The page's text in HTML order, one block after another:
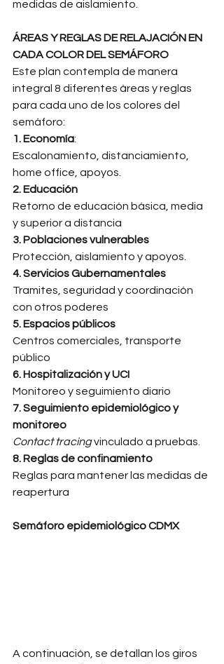
medidas de aislamiento.
ÁREAS Y REGLAS DE RELAJACIÓN EN
CADA COLOR DEL SEMÁFORO
Este plan contempla de manera
integral 8 diferentes áreas y reglas
para cada uno de los colores del
semáforo:
1. Economía:
Escalonamiento, distanciamiento,
home office, apoyos.
2. Educación
Retorno de educación básica, media
y superior a distancia
3. Poblaciones vulnerables
Protección, aislamiento y apoyos.
4. Servicios Gubernamentales
Tramites, seguridad y coordinación
con otros poderes
5. Espacios públicos
Centros comerciales, transporte
público
6. Hospitalización y UCI
Monitoreo y seguimiento diario
7. Seguimiento epidemiológico y
monitoreo
Contact tracing vinculado a pruebas.
8. Reglas de confinamiento
Reglas para mantener las medidas de
reapertura
Semáforo epidemiológico CDMX
A continuación, se detallan los giros